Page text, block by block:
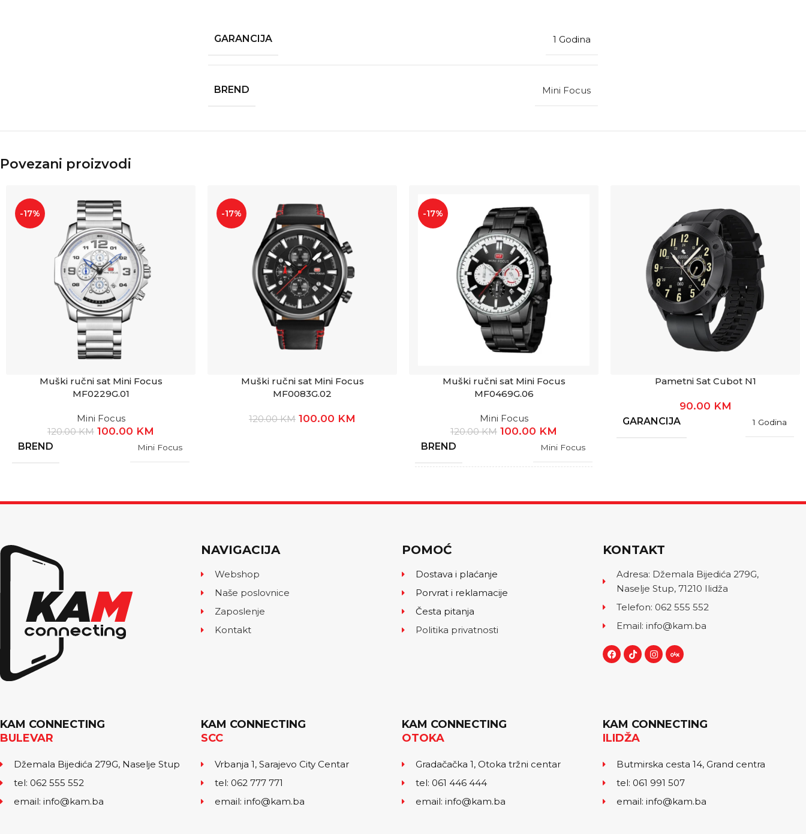
GARANCIJA 1 Godina
BREND Mini Focus
Povezani proizvodi
-17%
Muški ručni sat Mini Focus
MF0229G.01
Mini Focus
120.00KM 100.00 KM
BREND Mini Focus
-17%
Muški ručni sat Mini Focus
MF0083G.02
120.00KM 100.00 KM
-17%
Muški ručni sat Mini Focus
MF0469G.06
Mini Focus
120.00KM 100.00 KM
BREND Mini Focus
Pametni Sat Cubot N1
90.00 KM
GARANCIJA 1 Godina
NAVIGACIJA
Webshop
Naše poslovnice
Zaposlenje
Kontakt
POMOĆ
Dostava i plaćanje
Porvrat i reklamacije
Česta pitanja
Politika privatnosti
KONTAKT
Adresa: Džemala Bijedića 279G,
Naselje Stup, 71210 Ilidža
Telefon: 062 555 552
Email: info@kam.ba
KAM CONNECTING
BULEVAR
Džemala Bijedića 279G, Naselje Stup
tel: 062 555 552
email: info@kam.ba
KAM CONNECTING
SCC
Vrbanja 1, Sarajevo City Centar
tel: 062 777 771
email: info@kam.ba
KAM CONNECTING
OTOKA
Gradačačka 1, Otoka tržni centar
tel: 061 446 444
email: info@kam.ba
KAM CONNECTING
ILIDŽA
Butmirska cesta 14, Grand centra
tel: 061 991 507
email: info@kam.ba